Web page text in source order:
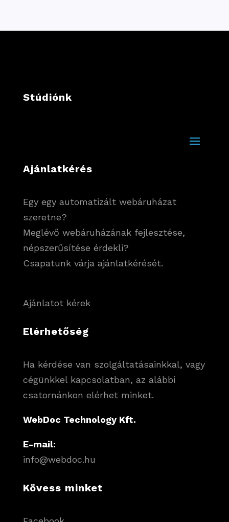
Stúdiónk
Ajánlatkérés
Egy egy automatizált webáruházat
szeretne?
Meglévő webáruházának fejlesztése,
népszerűsítése érdekli?
Csapatunk várja ajánlatkérését.
Ajánlatot kérek
Elérhetőség
Ha kérdése van szolgáltatásainkkal, vagy
cégünkkel kapcsolatban, az alábbi
csatornánkon elérhet minket.
WebDoc Technology Kft.
E-mail:
info@webdoc.hu
Kövess minket